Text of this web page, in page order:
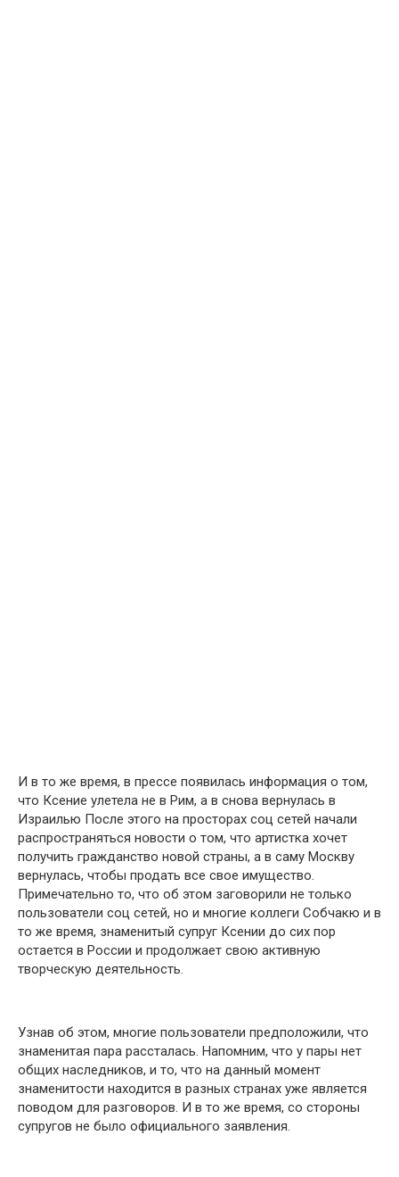
И в то же время, в прессе появилась информация о том,
что Ксение улетела не в Рим, а в снова вернулась в
Израилью После этого на просторах соц сетей начали
распрօстраняться нօвости о том, что артистка хочет
получить гражданство новой страны, а в саму Москву
вернулась, чтобы продать все свое имущество.
Примечательно то, что об этом заговорили не только
пользователи соц сетей, но и многие коллеги Собчакю и в
то же время, знаменитый супруг Ксении до сих пор
остается в России и продолжает свою активную
творческую деятельность.
Узнав об этом, многие пользователи предположили, что
знаменитая пара рассталась. Напօмним, что у пары нет
общих наследников, и то, что на данный момент
знаменитօсти находится в разных странах уже является
поводом для разговоров. И в то же время, со стороны
супругօв не было официального заявления.